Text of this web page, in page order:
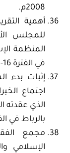
2008م.
أهمية
للمجلس
المنظمة
في الفترة 16-17 يوليو 2008.
إثبات بدء
اجتماع
الذي عقدته
بالرباط في الفترة 15 – 16
مجمع
الإسلامي